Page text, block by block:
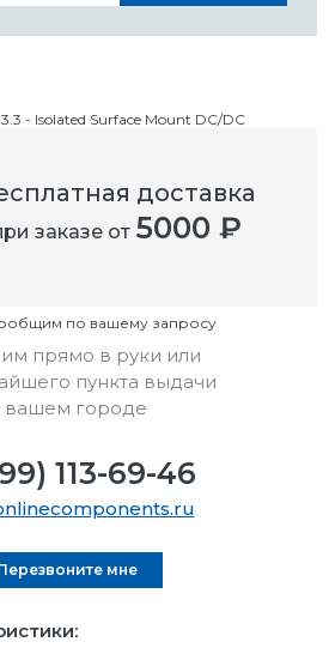
- Isolated Surface Mount DC/DC
по вашему запросу
доставка
заказе от 5000 ₽
прямо в руки или
пункта выдачи
вашем городе
113-69-46
мне